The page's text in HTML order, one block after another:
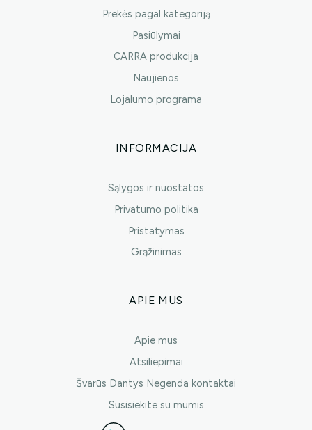
Prekės pagal kategoriją
Pasiūlymai
CARRA produkcija
Naujienos
Lojalumo programa
INFORMACIJA
Sąlygos ir nuostatos
Privatumo politika
Pristatymas
Grąžinimas
APIE MUS
Apie mus
Atsiliepimai
Švarūs Dantys Negenda kontaktai
Susisiekite su mumis